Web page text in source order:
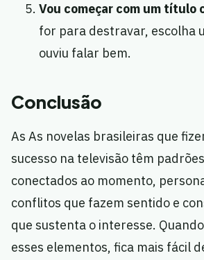
Vou começar com um título
for para destravar, escolha
ouviu falar bem.
Conclusão
As As novelas brasileiras que
sucesso na televisão têm
conectados ao momento,
conflitos que fazem sentido e
que sustenta o interesse.
esses elementos, fica mais fácil